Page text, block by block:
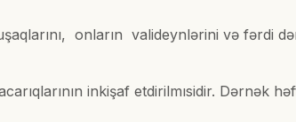
onların valideynlərini və fərdi
inkişaf etdirilmısidir. Dərnək